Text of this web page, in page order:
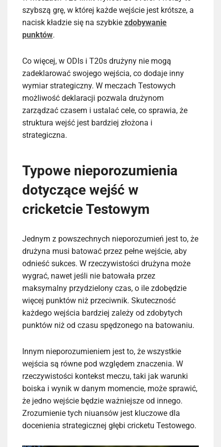
szybszą grę, w której każde wejście jest krótsze, a
nacisk kładzie się na szybkie zdobywanie
punktów.
Co więcej, w ODIs i T20s drużyny nie mogą
zadeklarować swojego wejścia, co dodaje inny
wymiar strategiczny. W meczach Testowych
możliwość deklaracji pozwala drużynom
zarządzać czasem i ustalać cele, co sprawia, że
struktura wejść jest bardziej złożona i
strategiczna.
Typowe nieporozumienia
dotyczące wejść w
cricketcie Testowym
Jednym z powszechnych nieporozumień jest to, że
drużyna musi batować przez pełne wejście, aby
odnieść sukces. W rzeczywistości drużyna może
wygrać, nawet jeśli nie batowała przez
maksymalny przydzielony czas, o ile zdobędzie
więcej punktów niż przeciwnik. Skuteczność
każdego wejścia bardziej zależy od zdobytych
punktów niż od czasu spędzonego na batowaniu.
Innym nieporozumieniem jest to, że wszystkie
wejścia są równe pod względem znaczenia. W
rzeczywistości kontekst meczu, taki jak warunki
boiska i wynik w danym momencie, może sprawić,
że jedno wejście będzie ważniejsze od innego.
Zrozumienie tych niuansów jest kluczowe dla
docenienia strategicznej głębi cricketu Testowego.